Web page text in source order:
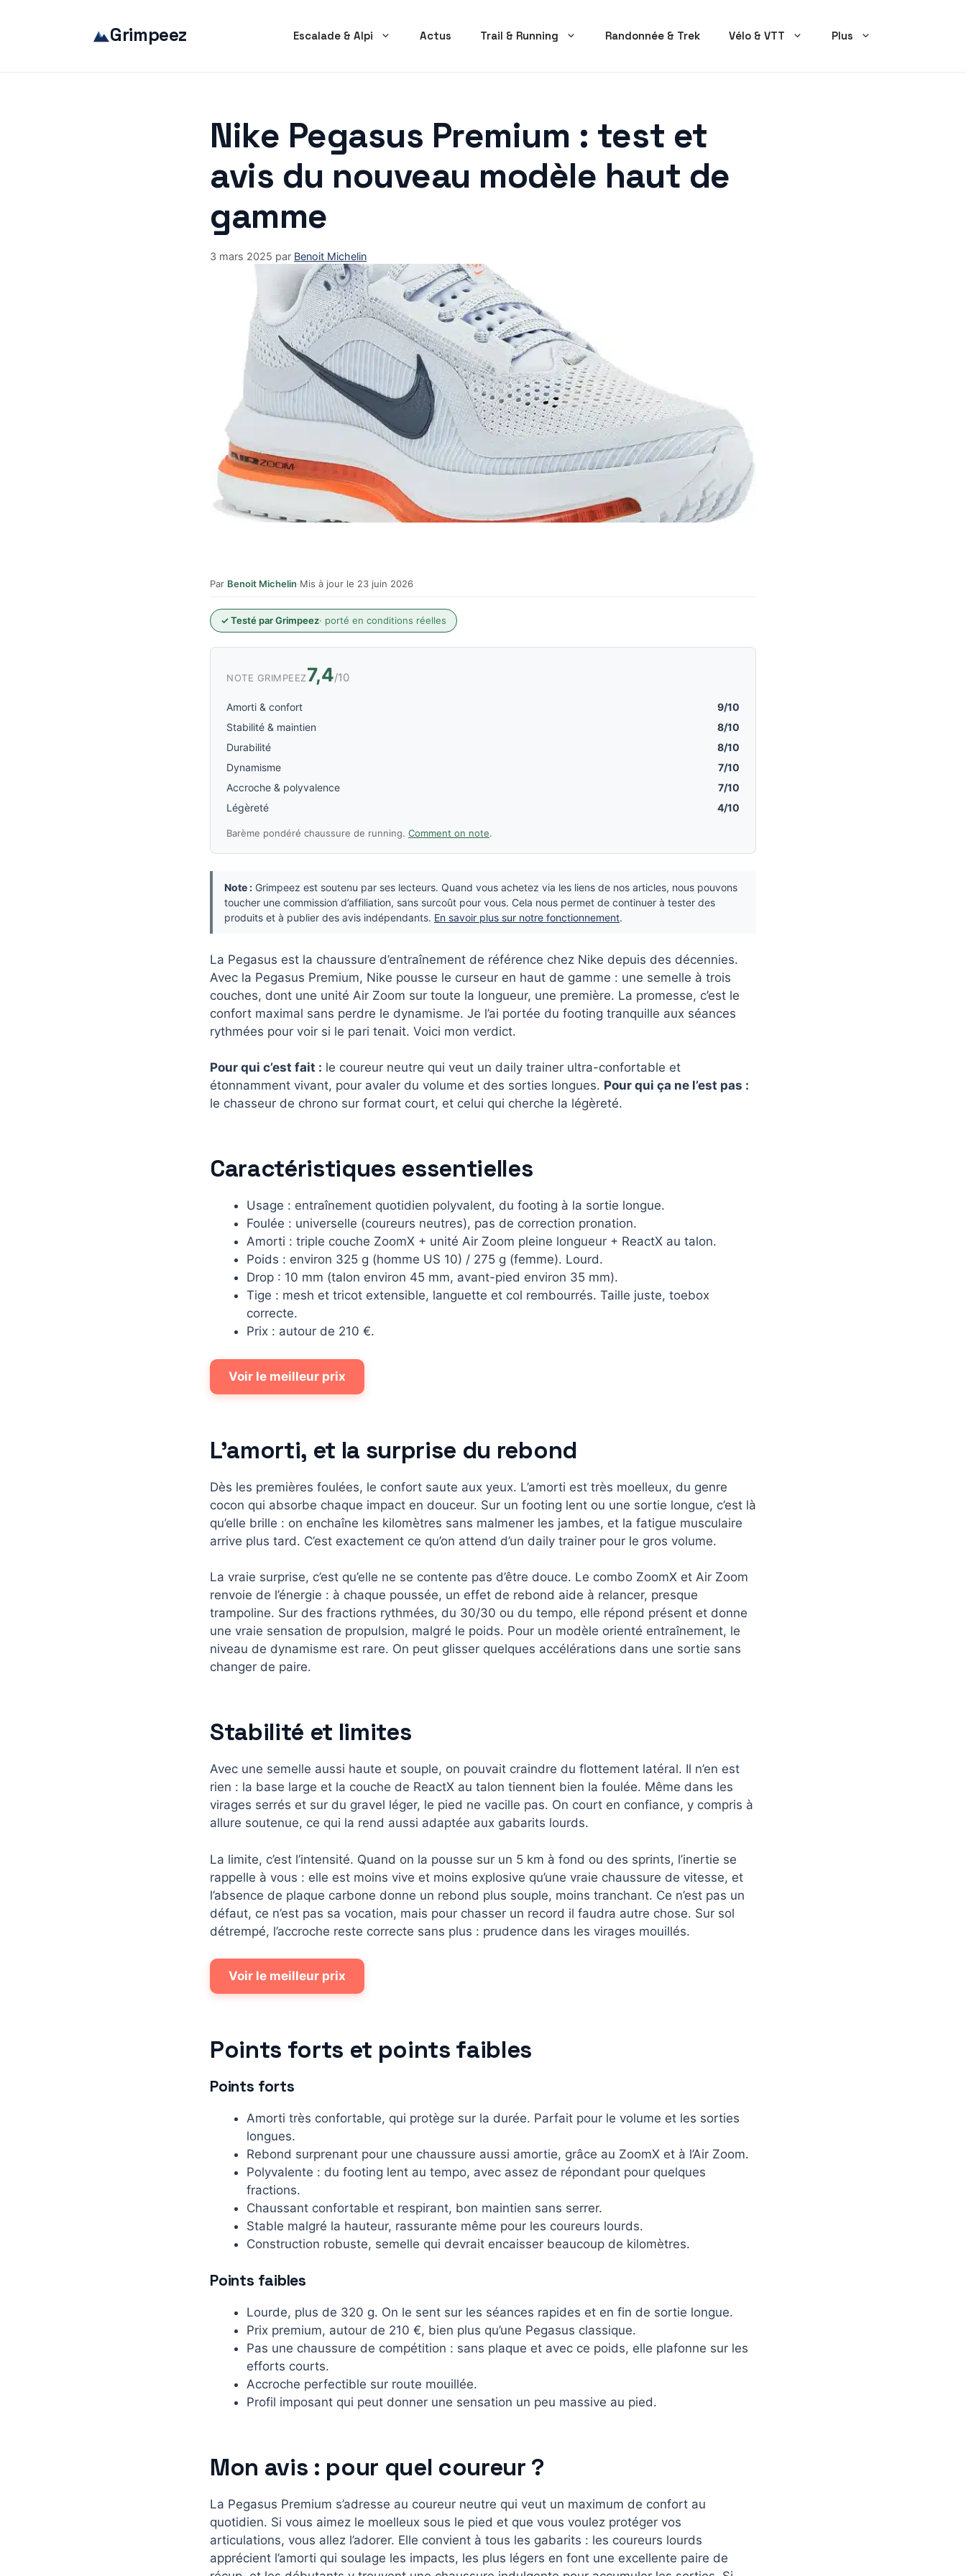
Grimpeez Escalade & Alpi Actus Trail & Running Randonnée & Trek Vélo & VTT Plus
Nike Pegasus Premium : test et
avis du nouveau modèle haut de
gamme
3 mars 2025 par Benoit Michelin
Par Benoit Michelin·Mis à jour le 23 juin 2026
✓ Testé par Grimpeez· porté en conditions réelles
NOTE GRIMPEEZ7,4/10
Amorti & confort
9/10
Stabilité & maintien
8/10
Durabilité
8/10
Dynamisme
7/10
Accroche & polyvalence
7/10
Légèreté
4/10
Barème pondéré chaussure de running. Comment on note.
Note : Grimpeez est soutenu par ses lecteurs. Quand vous achetez via les liens de nos articles, nous pouvons
toucher une commission d’affiliation, sans surcoût pour vous. Cela nous permet de continuer à tester des
produits et à publier des avis indépendants. En savoir plus sur notre fonctionnement.
La Pegasus est la chaussure d’entraînement de référence chez Nike depuis des décennies.
Avec la Pegasus Premium, Nike pousse le curseur en haut de gamme : une semelle à trois
couches, dont une unité Air Zoom sur toute la longueur, une première. La promesse, c’est le
confort maximal sans perdre le dynamisme. Je l’ai portée du footing tranquille aux séances
rythmées pour voir si le pari tenait. Voici mon verdict.
Pour qui c’est fait : le coureur neutre qui veut un daily trainer ultra-confortable et
étonnamment vivant, pour avaler du volume et des sorties longues. Pour qui ça ne l’est pas :
le chasseur de chrono sur format court, et celui qui cherche la légèreté.
Caractéristiques essentielles
Usage : entraînement quotidien polyvalent, du footing à la sortie longue.
Foulée : universelle (coureurs neutres), pas de correction pronation.
Amorti : triple couche ZoomX + unité Air Zoom pleine longueur + ReactX au talon.
Poids : environ 325 g (homme US 10) / 275 g (femme). Lourd.
Drop : 10 mm (talon environ 45 mm, avant-pied environ 35 mm).
Tige : mesh et tricot extensible, languette et col rembourrés. Taille juste, toebox
correcte.
Prix : autour de 210 €.
Voir le meilleur prix
L’amorti, et la surprise du rebond
Dès les premières foulées, le confort saute aux yeux. L’amorti est très moelleux, du genre
cocon qui absorbe chaque impact en douceur. Sur un footing lent ou une sortie longue, c’est là
qu’elle brille : on enchaîne les kilomètres sans malmener les jambes, et la fatigue musculaire
arrive plus tard. C’est exactement ce qu’on attend d’un daily trainer pour le gros volume.
La vraie surprise, c’est qu’elle ne se contente pas d’être douce. Le combo ZoomX et Air Zoom
renvoie de l’énergie : à chaque poussée, un effet de rebond aide à relancer, presque
trampoline. Sur des fractions rythmées, du 30/30 ou du tempo, elle répond présent et donne
une vraie sensation de propulsion, malgré le poids. Pour un modèle orienté entraînement, le
niveau de dynamisme est rare. On peut glisser quelques accélérations dans une sortie sans
changer de paire.
Stabilité et limites
Avec une semelle aussi haute et souple, on pouvait craindre du flottement latéral. Il n’en est
rien : la base large et la couche de ReactX au talon tiennent bien la foulée. Même dans les
virages serrés et sur du gravel léger, le pied ne vacille pas. On court en confiance, y compris à
allure soutenue, ce qui la rend aussi adaptée aux gabarits lourds.
La limite, c’est l’intensité. Quand on la pousse sur un 5 km à fond ou des sprints, l’inertie se
rappelle à vous : elle est moins vive et moins explosive qu’une vraie chaussure de vitesse, et
l’absence de plaque carbone donne un rebond plus souple, moins tranchant. Ce n’est pas un
défaut, ce n’est pas sa vocation, mais pour chasser un record il faudra autre chose. Sur sol
détrempé, l’accroche reste correcte sans plus : prudence dans les virages mouillés.
Voir le meilleur prix
Points forts et points faibles
Points forts
Amorti très confortable, qui protège sur la durée. Parfait pour le volume et les sorties
longues.
Rebond surprenant pour une chaussure aussi amortie, grâce au ZoomX et à l’Air Zoom.
Polyvalente : du footing lent au tempo, avec assez de répondant pour quelques
fractions.
Chaussant confortable et respirant, bon maintien sans serrer.
Stable malgré la hauteur, rassurante même pour les coureurs lourds.
Construction robuste, semelle qui devrait encaisser beaucoup de kilomètres.
Points faibles
Lourde, plus de 320 g. On le sent sur les séances rapides et en fin de sortie longue.
Prix premium, autour de 210 €, bien plus qu’une Pegasus classique.
Pas une chaussure de compétition : sans plaque et avec ce poids, elle plafonne sur les
efforts courts.
Accroche perfectible sur route mouillée.
Profil imposant qui peut donner une sensation un peu massive au pied.
Mon avis : pour quel coureur ?
La Pegasus Premium s’adresse au coureur neutre qui veut un maximum de confort au
quotidien. Si vous aimez le moelleux sous le pied et que vous voulez protéger vos
articulations, vous allez l’adorer. Elle convient à tous les gabarits : les coureurs lourds
apprécient l’amorti qui soulage les impacts, les plus légers en font une excellente paire de